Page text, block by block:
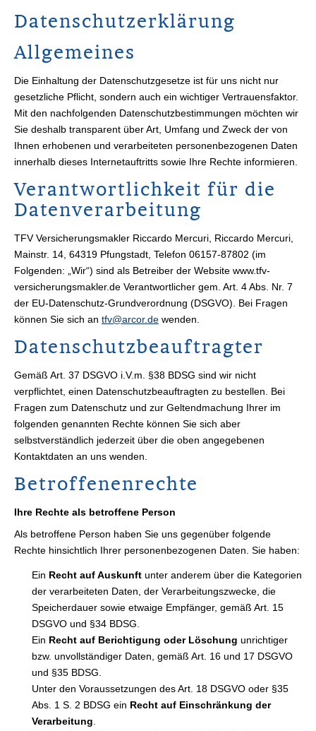
Datenschutzerklärung
Allgemeines
Die Einhaltung der Datenschutzgesetze ist für uns nicht nur
gesetzliche Pflicht, sondern auch ein wichtiger Vertrauensfaktor.
Mit den nachfolgenden Datenschutzbestimmungen möchten wir
Sie deshalb transparent über Art, Umfang und Zweck der von
Ihnen erhobenen und verarbeiteten personenbezogenen Daten
innerhalb dieses Internetauftritts sowie Ihre Rechte informieren.
Verantwortlichkeit für die
Datenverarbeitung
TFV Ver­sicherungs­makler Riccardo Mercuri, Riccardo Mercuri,
Mainstr. 14, 64319 Pfungstadt, Telefon 06157-87802 (im
Folgenden: „Wir“) sind als Betreiber der Website www.tfv-
versicherungsmakler.de Verantwortlicher gem. Art. 4 Abs. Nr. 7
der EU-Datenschutz-Grundverordnung (DSGVO). Bei Fragen
können Sie sich an tfv@arcor.de wenden.
Datenschutzbeauftragter
Gemäß Art. 37 DSGVO i.V.m. §38 BDSG sind wir nicht
verpflichtet, einen Datenschutzbeauftragten zu bestellen. Bei
Fragen zum Datenschutz und zur Geltendmachung Ihrer im
folgenden genannten Rechte können Sie sich aber
selbstverständlich jederzeit über die oben angegebenen
Kontaktdaten an uns wenden.
Betroffenenrechte
Ihre Rechte als betroffene Person
Als betroffene Person haben Sie uns gegenüber folgende
Rechte hinsichtlich Ihrer personenbezogenen Daten. Sie haben:
Ein Recht auf Auskunft unter anderem über die Kategorien
der verarbeiteten Daten, der Verarbeitungszwecke, die
Speicherdauer sowie etwaige Empfänger, gemäß Art. 15
DSGVO und §34 BDSG.
Ein Recht auf Berichtigung oder Löschung unrichtiger
bzw. unvollständiger Daten, gemäß Art. 16 und 17 DSGVO
und §35 BDSG.
Unter den Voraussetzungen des Art. 18 DSGVO oder §35
Abs. 1 S. 2 BDSG ein Recht auf Einschränkung der
Verarbeitung